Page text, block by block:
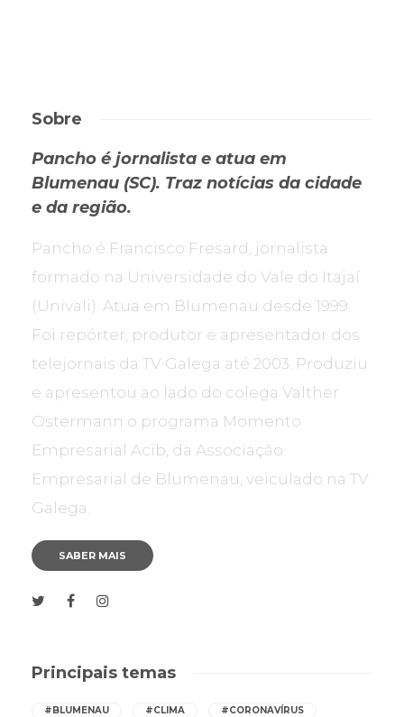
Sobre
Pancho é jornalista e atua em
Blumenau (SC). Traz notícias da cidade
e da região.
Pancho é Francisco Fresard, jornalista
formado na Universidade do Vale do Itajaí
(Univali). Atua em Blumenau desde 1999.
Foi repórter, produtor e apresentador dos
telejornais da TV Galega até 2003. Produziu
e apresentou ao lado do colega Valther
Ostermann o programa Momento
Empresarial Acib, da Associação
Empresarial de Blumenau, veiculado na TV
Galega.
SABER MAIS
Principais temas
#BLUMENAU #CLIMA #CORONAVÍRUS